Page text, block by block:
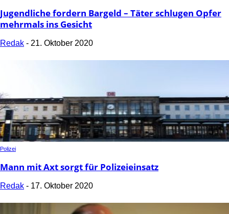
Jugendliche fordern Bargeld – Täter schlugen Opfer
mehrmals ins Gesicht
Redak - 21. Oktober 2020
Polizei
Mann mit Axt sorgt für Polizeieinsatz
Redak - 17. Oktober 2020